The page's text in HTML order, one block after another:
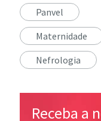
Panvel
Maternidade
Nefrologia
Receba a